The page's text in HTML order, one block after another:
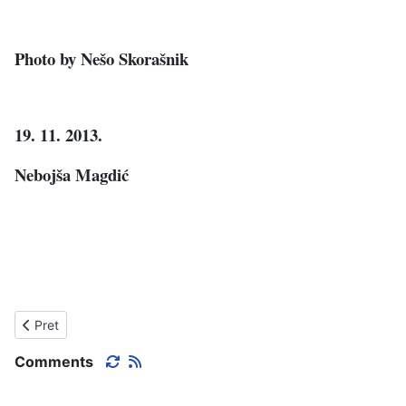
Photo by Nešo Skorašnik
19. 11. 2013.
Nebojša Magdić
Prethodni članak: ŠAHTA, DRVO I KONCERT ZA VUČNICU
Pret
Comments